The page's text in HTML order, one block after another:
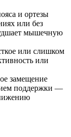
и ортезы
или без
мышечную
или слишком
или
замещение
поддержки —